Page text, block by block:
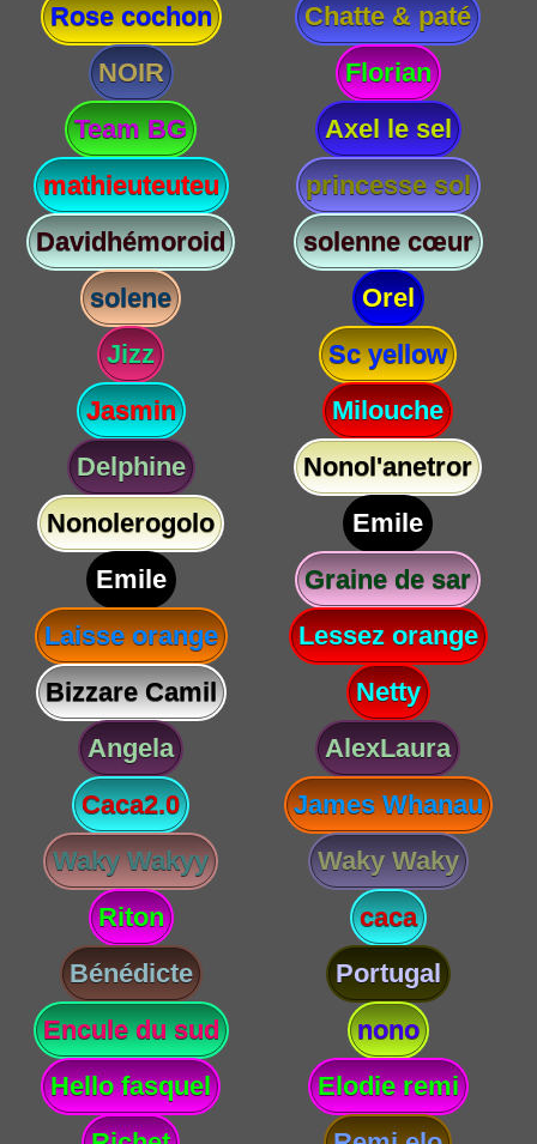
Rose cochon
Chatte & paté
NOIR
Florian
Team BG
Axel le sel
mathieuteuteu
princesse sol
Davidhémoroid
solenne cœur
solene
Orel
Jizz
Sc yellow
Jasmin
Milouche
Delphine
Nonol'anetror
Nonolerogolo
Emile
Emile
Graine de sar
Laisse orange
Lessez orange
Bizzare Camil
Netty
Angela
AlexLaura
Caca2.0
James Whanau
Waky Wakyy
Waky Waky
Riton
caca
Bénédicte
Portugal
Encule du sud
nono
Hello fasquel
Elodie remi